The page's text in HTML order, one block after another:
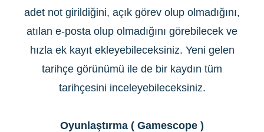
adet not girildiğini, açık görev olup olmadığını,
atılan e-posta olup olmadığını görebilecek ve
hızla ek kayıt ekleyebileceksiniz. Yeni gelen
tarihçe görünümü ile de bir kaydın tüm
tarihçesini inceleyebileceksiniz.
Oyunlaştırma ( Gamescope )